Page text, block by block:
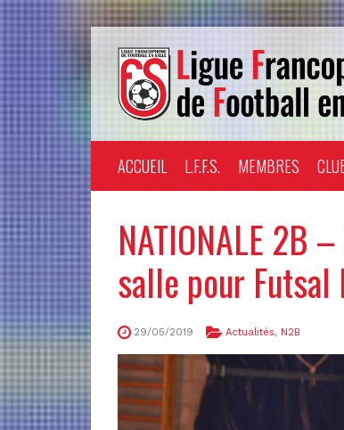
ACCUEIL L.F.F.S. MEMBRES
NATIONALE 2B
salle pour Futsal
29/05/2019 Actualités, N2B